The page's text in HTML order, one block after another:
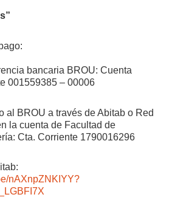
bancaria BROU: Cuenta
001559385 – 00006
al BROU a través de Abitab o Red
la cuenta de Facultad de
Cta. Corriente 1790016296
nAXnpZNKIYY?